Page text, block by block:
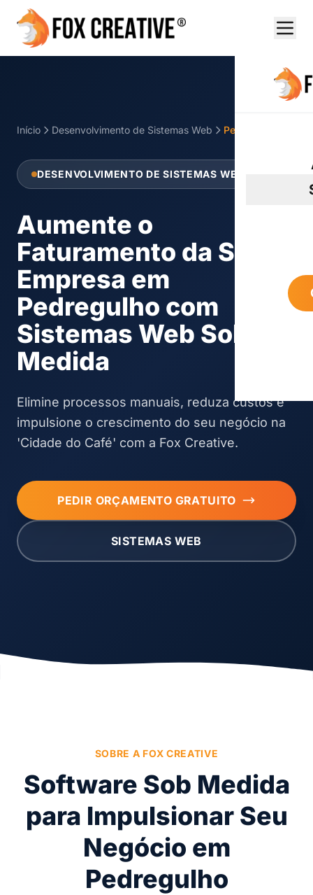
Início Desenvolvimento de Sistemas Web Pedregulho
DESENVOLVIMENTO DE SISTEMAS WEB
Aumente o
Faturamento da Sua
Empresa em
Pedregulho com
Sistemas Web Sob
Medida
Elimine processos manuais, reduza custos e
impulsione o crescimento do seu negócio na
'Cidade do Café' com a Fox Creative.
PEDIR ORÇAMENTO GRATUITO
SISTEMAS WEB
SOBRE A FOX CREATIVE
Software Sob Medida
para Impulsionar Seu
Negócio em
Pedregulho